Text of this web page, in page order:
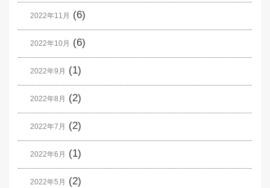
2022年11月 (6)
2022年10月 (6)
2022年9月 (1)
2022年8月 (2)
2022年7月 (2)
2022年6月 (1)
2022年5月 (2)